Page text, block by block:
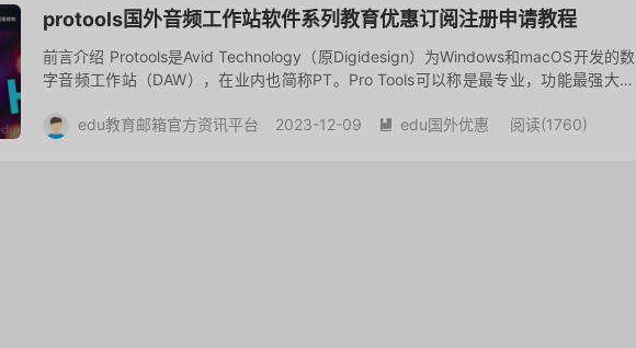
protools国外音频工作站软件系列教育优惠订阅注册申请教程
前言介绍 Protools是Avid Technology（原Digidesign）为Windows和macOS开发的数
字音频工作站（DAW），在业内也简称PT。Pro Tools可以称是最专业，功能最强大的
edu教育邮箱官方资讯平台
2023-12-09  edu国外优惠 阅读(1760)